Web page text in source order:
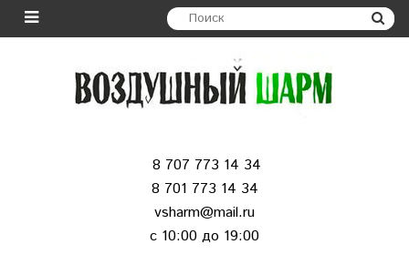
8 707 773 14 34
8 701 773 14 34
vsharm@mail.ru
c 10:00 до 19:00